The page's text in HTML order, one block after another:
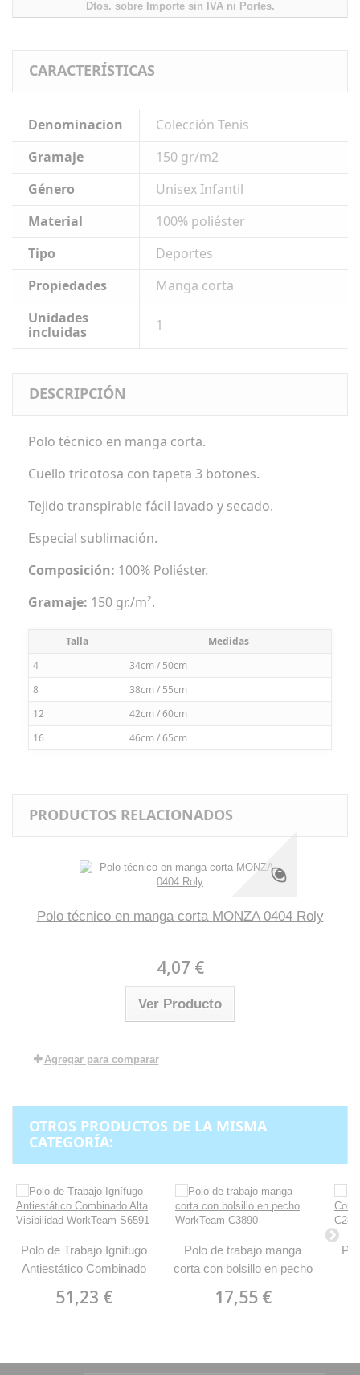
Dtos. sobre Importe sin IVA ni Portes.
CARACTERÍSTICAS
Denominacion
Colección Tenis
Gramaje
150 gr/m2
Género
Unisex Infantil
Material
100% poliéster
Tipo
Deportes
Propiedades
Manga corta
Unidades
incluidas
1
DESCRIPCIÓN
Polo técnico en manga corta.
Cuello tricotosa con tapeta 3 botones.
Tejido transpirable fácil lavado y secado.
Especial sublimación.
Composición: 100% Poliéster.
Gramaje: 150 gr./m².
Talla
Medidas
4
34cm / 50cm
8
38cm / 55cm
12
42cm / 60cm
16
46cm / 65cm
PRODUCTOS RELACIONADOS
Polo técnico en manga corta MONZA 0404 Roly
4,07 €
Ver Producto
Agregar para comparar
OTROS PRODUCTOS DE LA MISMA
CATEGORÍA:
Polo de Trabajo Ignífugo
Antiestático Combinado
S6591
51,23 €
Polo de trabajo manga
corta con bolsillo en pecho
17,55 €